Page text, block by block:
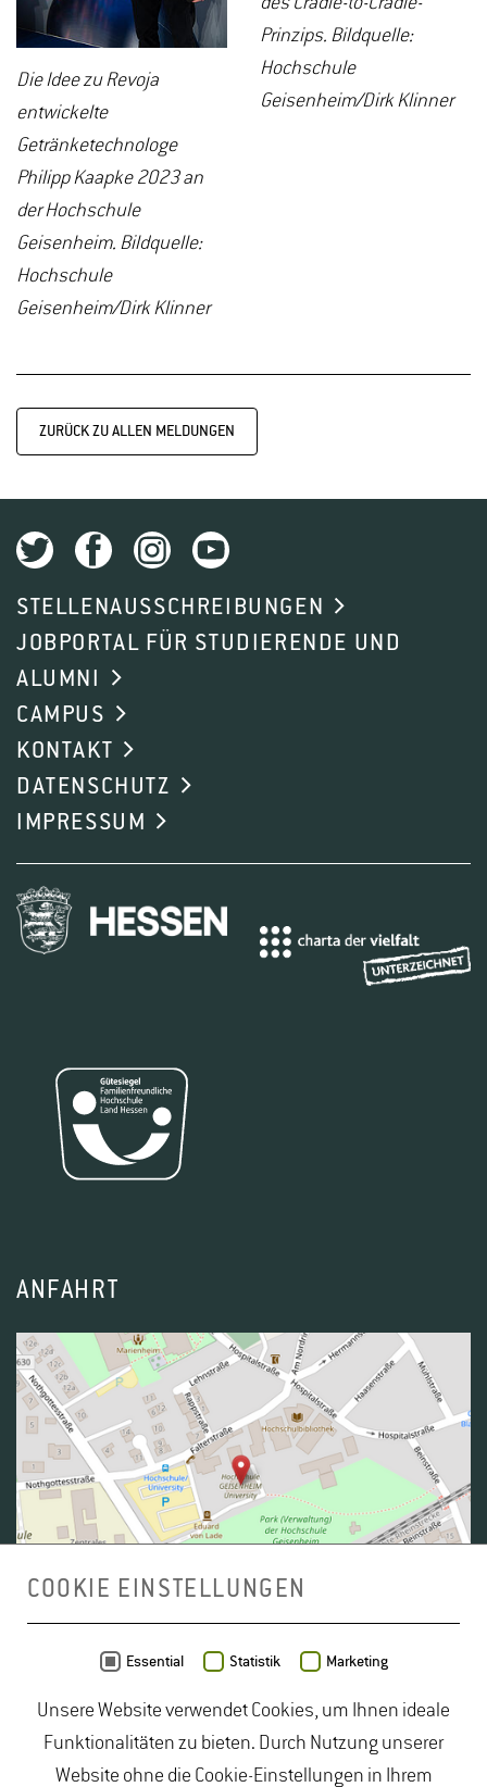
Die Idee zu Revoja
entwickelte
Getränketechnologe
Philipp Kaapke 2023 an
der Hochschule
Geisenheim. Bildquelle:
Hochschule
Geisenheim/Dirk Klinner
Prinzips. Bildquelle:
Hochschule
Geisenheim/Dirk Klinner
ZURÜCK ZU ALLEN MELDUNGEN
STELLENAUSSCHREIBUNGEN
JOBPORTAL FÜR STUDIERENDE UND
ALUMNI
CAMPUS
KONTAKT
DATENSCHUTZ
IMPRESSUM
ANFAHRT
OpenStreetMap - Veröffentlicht unterODbL
duales Studium Gartenbau| Gartenbau Studium|
Lebensmittelrecht Studium|Lebensmittelsicherheit
COOKIE EINSTELLUNGEN
Essential Statistik Marketing
Unsere Website verwendet Cookies, um Ihnen ideale
Funktionalitäten zu bieten. Durch Nutzung unserer
Website ohne die Cookie-Einstellungen in Ihrem